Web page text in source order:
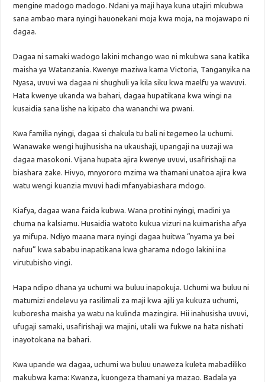
mengine madogo madogo. Ndani ya maji haya kuna utajiri mkubwa
sana ambao mara nyingi hauonekani moja kwa moja, na mojawapo ni
dagaa.
Dagaa ni samaki wadogo lakini mchango wao ni mkubwa sana katika
maisha ya Watanzania. Kwenye maziwa kama Victoria, Tanganyika na
Nyasa, uvuvi wa dagaa ni shughuli ya kila siku kwa maelfu ya wavuvi.
Hata kwenye ukanda wa bahari, dagaa hupatikana kwa wingi na
kusaidia sana lishe na kipato cha wananchi wa pwani.
Kwa familia nyingi, dagaa si chakula tu bali ni tegemeo la uchumi.
Wanawake wengi hujihusisha na ukaushaji, upangaji na uuzaji wa
dagaa masokoni. Vijana hupata ajira kwenye uvuvi, usafirishaji na
biashara zake. Hivyo, mnyororo mzima wa thamani unatoa ajira kwa
watu wengi kuanzia mvuvi hadi mfanyabiashara mdogo.
Kiafya, dagaa wana faida kubwa. Wana protini nyingi, madini ya
chuma na kalsiamu. Husaidia watoto kukua vizuri na kuimarisha afya
ya mifupa. Ndiyo maana mara nyingi dagaa huitwa “nyama ya bei
nafuu” kwa sababu inapatikana kwa gharama ndogo lakini ina
virutubisho vingi.
Hapa ndipo dhana ya uchumi wa buluu inapokuja. Uchumi wa buluu ni
matumizi endelevu ya rasilimali za maji kwa ajili ya kukuza uchumi,
kuboresha maisha ya watu na kulinda mazingira. Hii inahusisha uvuvi,
ufugaji samaki, usafirishaji wa majini, utalii wa fukwe na hata nishati
inayotokana na bahari.
Kwa upande wa dagaa, uchumi wa buluu unaweza kuleta mabadiliko
makubwa kama: Kwanza, kuongeza thamani ya mazao. Badala ya